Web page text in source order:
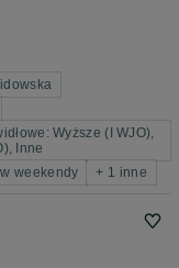
Wyższe (I WJO),
Inne
weekendy
+ 1 inne